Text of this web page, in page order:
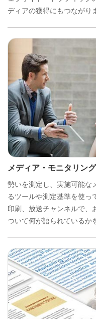
ディアの獲得にもつながり
メディア・モニタリング
勢いを測定し、実施可能な
るツールや測定基準を使っ
印刷、放送チャンネルで、
ついて何が語られているか